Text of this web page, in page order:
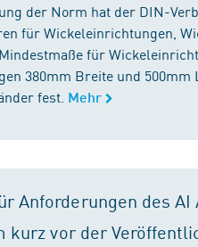
der Norm hat der DIN-
für Wickeleinrichtungen,
für
380mm Breite und
fest. Mehr
Anforderungen des
kurz vor der